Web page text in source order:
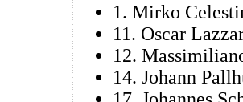
1. Mirko
11. Oscar
12.
14. Johann